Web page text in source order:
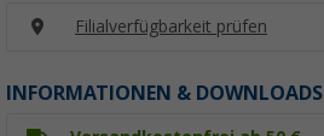
Filialverfügbarkeit prüfen
INFORMATIONEN & DOWNLOADS